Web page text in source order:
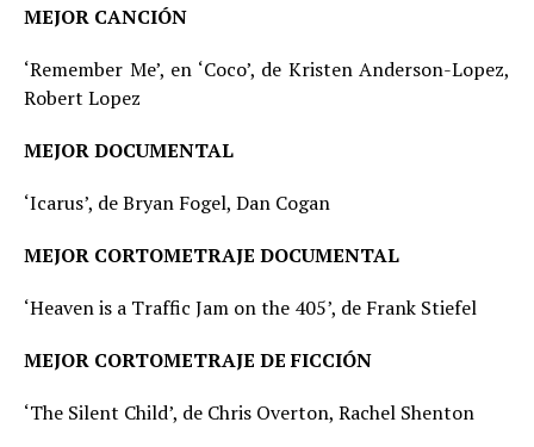
MEJOR CANCIÓN
‘Remember Me’, en ‘Coco’, de Kristen Anderson-Lopez,
Robert Lopez
MEJOR DOCUMENTAL
‘Icarus’, de Bryan Fogel, Dan Cogan
MEJOR CORTOMETRAJE DOCUMENTAL
‘Heaven is a Traffic Jam on the 405’, de Frank Stiefel
MEJOR CORTOMETRAJE DE FICCIÓN
‘The Silent Child’, de Chris Overton, Rachel Shenton